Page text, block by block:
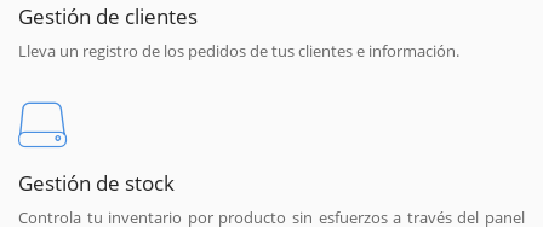
Gestión de clientes
Lleva un registro de los pedidos de tus clientes e información.
Gestión de stock
Controla tu inventario por producto sin esfuerzos a través del panel